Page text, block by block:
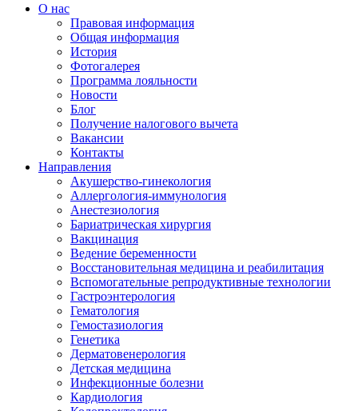
О нас
Правовая информация
Общая информация
История
Фотогалерея
Программа лояльности
Новости
Блог
Получение налогового вычета
Вакансии
Контакты
Направления
Акушерство-гинекология
Аллергология-иммунология
Анестезиология
Бариатрическая хирургия
Вакцинация
Ведение беременности
Восстановительная медицина и реабилитация
Вспомогательные репродуктивные технологии
Гастроэнтерология
Гематология
Гемостазиология
Генетика
Дерматовенерология
Детская медицина
Инфекционные болезни
Кардиология